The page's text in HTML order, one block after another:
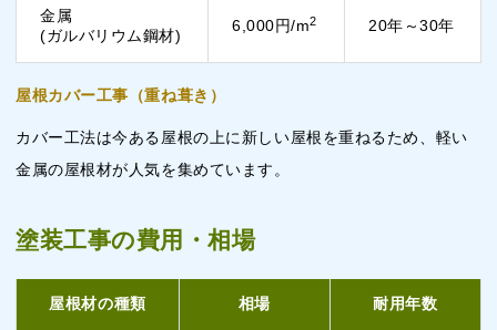
金属
(ガルバリウム鋼材)
6,000円/m2 20年～30年
屋根カバー工事（重ね葺き）
カバー工法は今ある屋根の上に新しい屋根を重ねるため、軽い
金属の屋根材が人気を集めています。
塗装工事の費用・相場
屋根材の種類 相場 耐用年数